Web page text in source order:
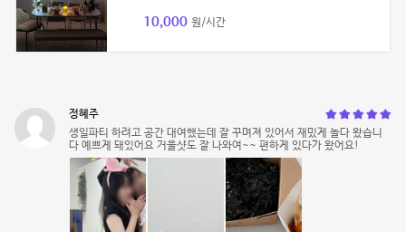
10,000 원/시간
정혜주
생일파티 하려고 공간 대여했는데 잘 꾸며져 있어서 재밌게 놀다 왔습니
다 예쁘게 돼있어요 거울샷도 잘 나와여~~ 편하게 있다가 왔어요!